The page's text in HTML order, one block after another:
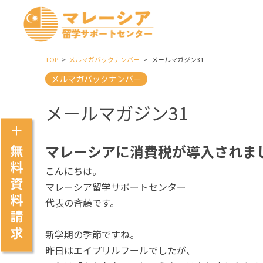
TOP メルマガバックナンバー メールマガジン31
メルマガバックナンバー
メールマガジン31
マレーシアに消費税が導入されま
こんにちは。
マレーシア留学サポートセンター
代表の斉藤です。
新学期の季節ですね。
昨日はエイプリルフールでしたが、